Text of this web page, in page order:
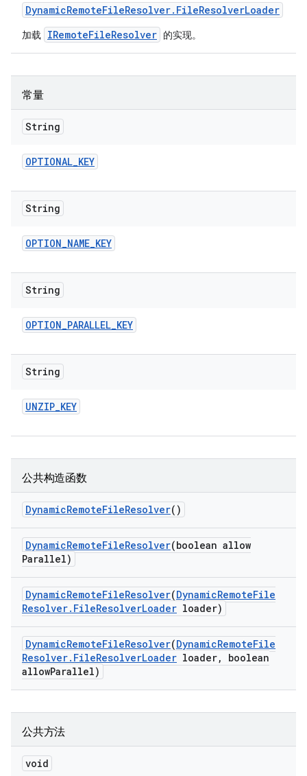
DynamicRemoteFileResolver. FileResolverLoader
加载 IRemoteFileResolver 的实现。
常量
String
OPTIONAL_KEY
String
OPTION_NAME_KEY
String
OPTION_PARALLEL_KEY
String
UNZIP_KEY
公共构造函数
DynamicRemoteFileResolver()
DynamicRemoteFileResolver(boolean allow
Parallel)
DynamicRemoteFileResolver(DynamicRemoteFile
Resolver. FileResolverLoader loader)
DynamicRemoteFileResolver(DynamicRemoteFile
Resolver. FileResolverLoader loader,
boolean
allowParallel)
公共方法
void